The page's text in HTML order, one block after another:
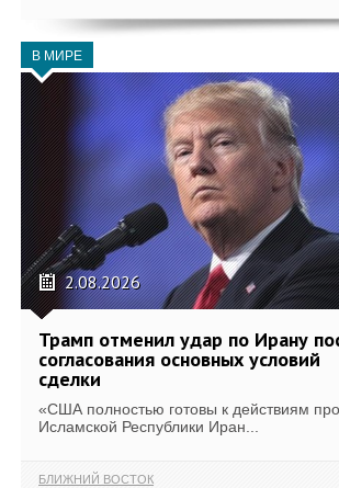
В МИРЕ
2.08.2026
Трамп отменил удар по Ирану
согласования основных условий
сделки
«США полностью готовы к действиям
Исламской Республики Иран...
БЛИЖНИЙ ВОСТОК